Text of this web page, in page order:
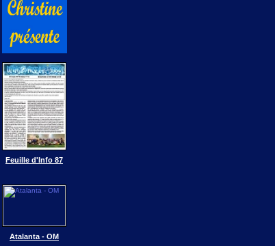
Feuille d'Info 87
Atalanta - OM